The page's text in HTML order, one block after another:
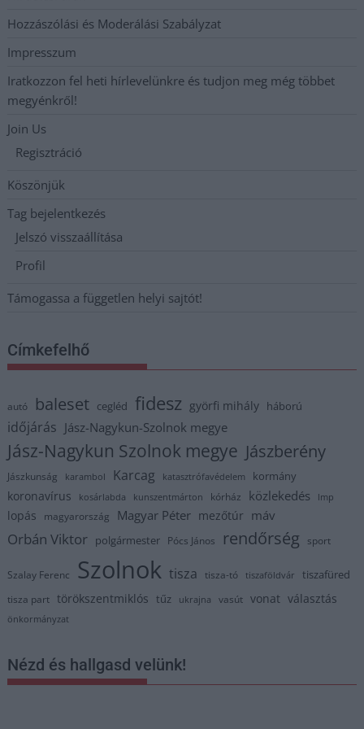
Hozzászólási és Moderálási Szabályzat
Impresszum
Iratkozzon fel heti hírlevelünkre és tudjon meg még többet
megyénkről!
Join Us
Regisztráció
Köszönjük
Tag bejelentkezés
Jelszó visszaállítása
Profil
Támogassa a független helyi sajtót!
Címkefelhő
autó baleset cegléd fidesz györfi mihály háború
időjárás Jász-Nagykun-Szolnok megye
Jász-Nagykun Szolnok megye Jászberény
Jászkunság karambol Karcag katasztrófavédelem kormány
koronavírus kosárlabda kunszentmárton kórház közlekedés lmp
lopás magyarország Magyar Péter mezőtúr máv
Orbán Viktor polgármester Pócs János rendőrség sport
Szalay Ferenc Szolnok tisza tisza-tó tiszaföldvár tiszafüred
tisza part törökszentmiklós tűz ukrajna vasút vonat választás
önkormányzat
Nézd és hallgasd velünk!